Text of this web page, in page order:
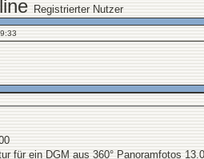
Registrierter Nutzer
für ein DGM aus 360° Panoramfotos